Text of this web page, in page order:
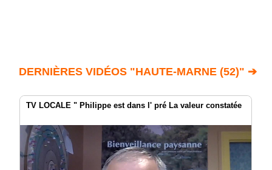
DERNIÈRES VIDÉOS "HAUTE-MARNE (52)" ➔
TV LOCALE " Philippe est dans l' pré La valeur constatée